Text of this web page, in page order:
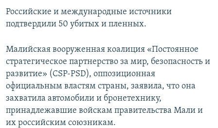
Российские и международные источники
подтвердили 50 убитых и пленных.
Малийская вооруженная коалиция «Постоянное
стратегическое партнерство за мир, безопасность и
развитие» (CSP-PSD), оппозиционная
официальным властям страны, заявила, что она
захватила автомобили и бронетехнику,
принадлежавшие войскам правительства Мали и
их российским союзникам.